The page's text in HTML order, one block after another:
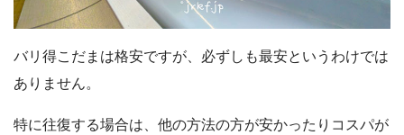
バリ得こだまは格安ですが、必ずしも最安というわけでは
ありません。
特に往復する場合は、他の方法の方が安かったりコスパが